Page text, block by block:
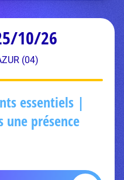
10/26
(04)
essentiels |
une présence